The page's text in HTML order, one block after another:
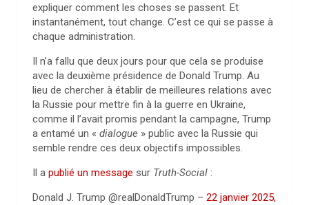
expliquer comment les choses se passent. Et
instantanément, tout change. C’est ce qui se passe à
chaque administration.
Il n’a fallu que deux jours pour que cela se produise
avec la deuxième présidence de Donald Trump. Au
lieu de chercher à établir de meilleures relations avec
la Russie pour mettre fin à la guerre en Ukraine,
comme il l’avait promis pendant la campagne, Trump
a entamé un « dialogue » public avec la Russie qui
semble rendre ces deux objectifs impossibles.
Il a publié un message sur Truth-Social :
Donald J. Trump @realDonaldTrump – 22 janvier 2025,